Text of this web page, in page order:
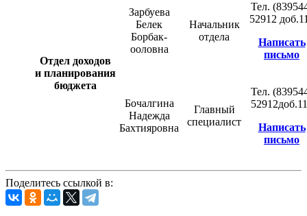
Отдел доходов
и планирования
бюджета
Зарбуева
Белек
Борбак-
ооловна
Начальник
отдела
Тел.
52912
Написать
письмо
Бочалгина
Надежда
Бахтияровна
Главный
специалист
Тел.
Написать
письмо
Поделитесь ссылкой в: